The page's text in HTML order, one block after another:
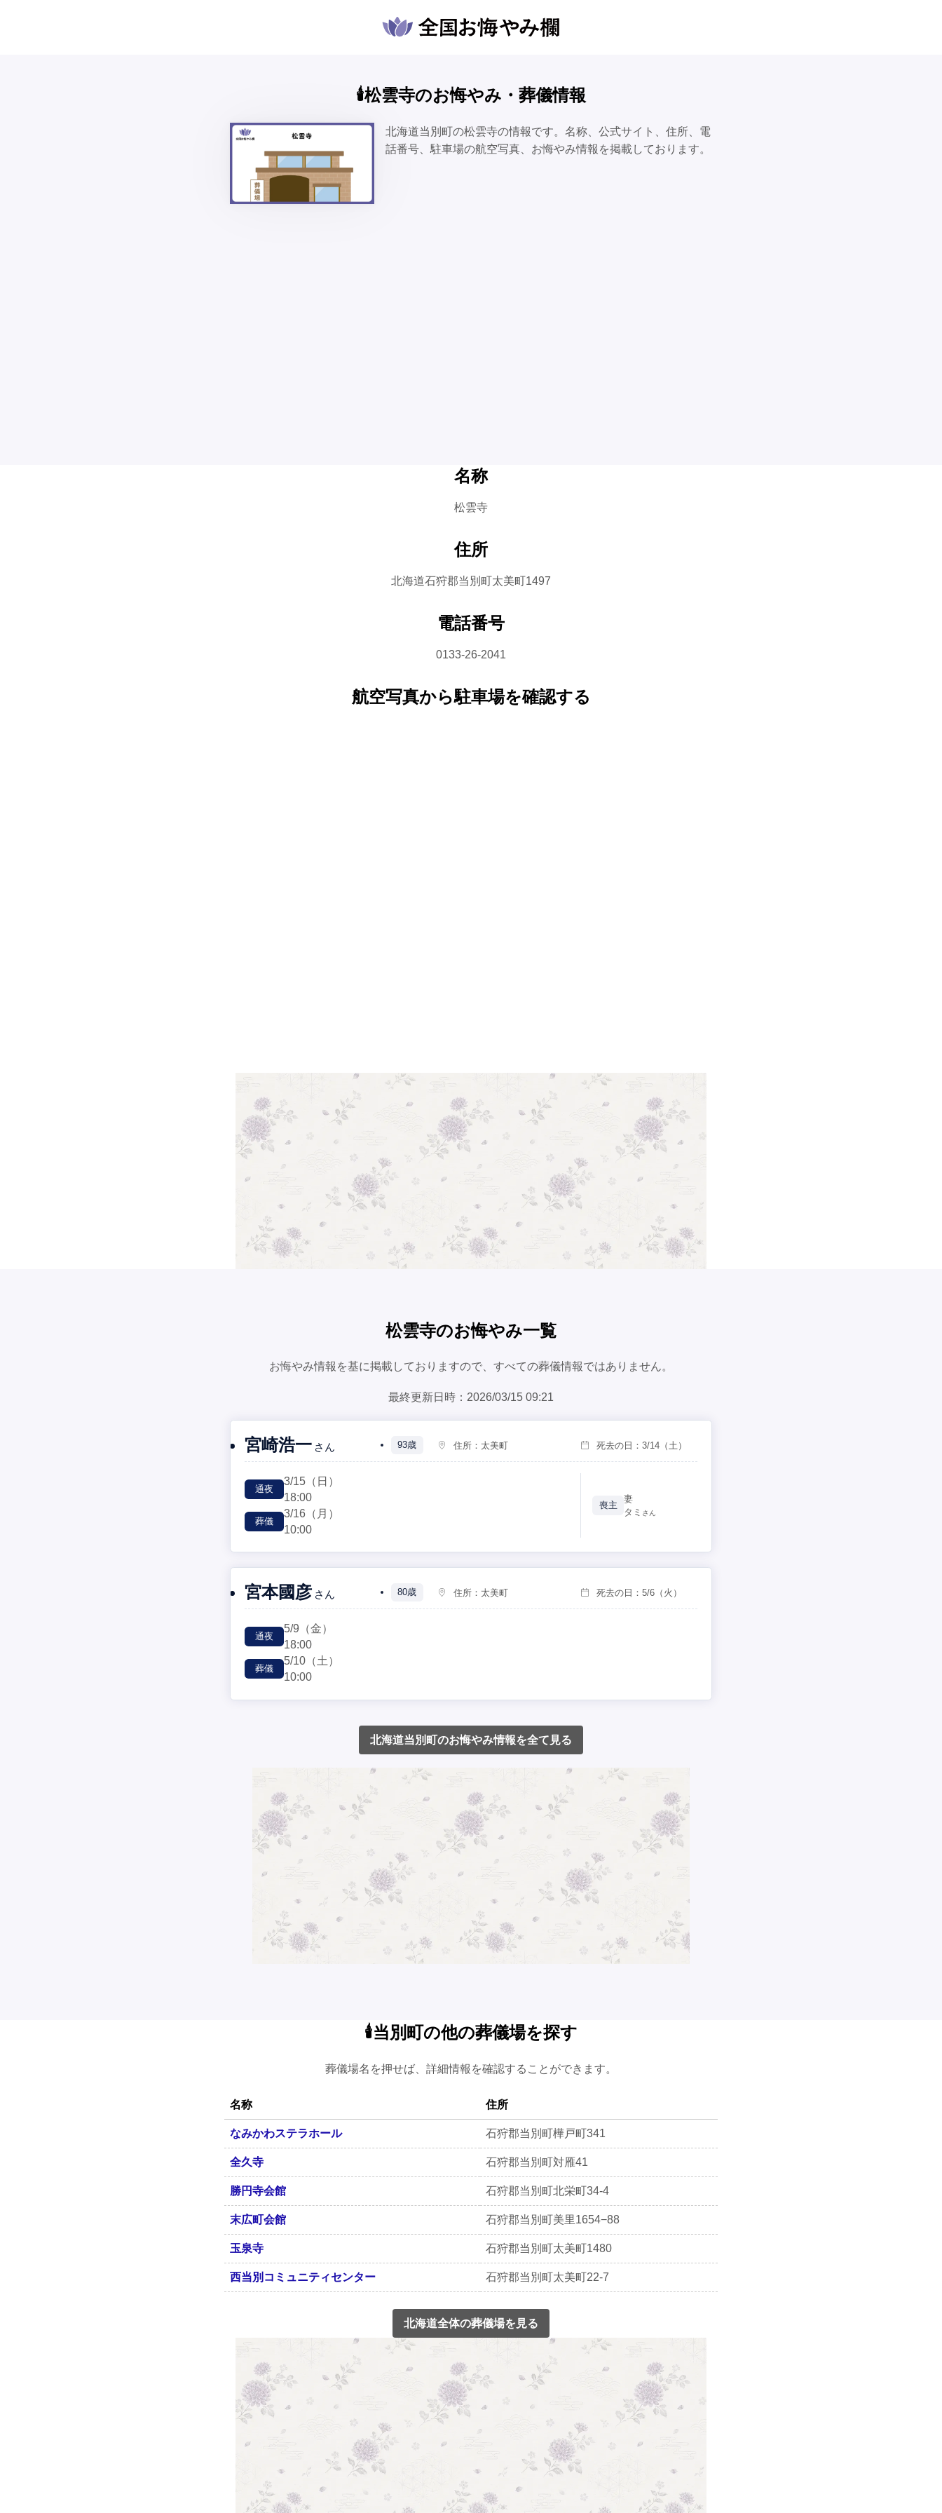
🕯️松雲寺のお悔やみ・葬儀情報
北海道当別町の松雲寺の情報です。名称、公式サイト、住所、電
話番号、駐車場の航空写真、お悔やみ情報を掲載しております。
名称
松雲寺
住所
北海道石狩郡当別町太美町1497
電話番号
0133-26-2041
航空写真から駐車場を確認する
松雲寺のお悔やみ一覧
お悔やみ情報を基に掲載しておりますので、すべての葬儀情報ではありません。
最終更新日時：2026/03/15 09:21
宮崎浩一 さん 93歳 住所： 太美町 死去の日：3/14 （土）
通夜
3/15 （日）
18:00
葬儀
3/16 （月）
10:00
喪主
妻
タミ さん
宮本國彦 さん 80歳 住所： 太美町 死去の日：5/6 （火）
通夜
5/9 （金）
18:00
葬儀
5/10 （土）
10:00
北海道当別町のお悔やみ情報を全て見る
🕯️当別町の他の葬儀場を探す
葬儀場名を押せば、詳細情報を確認することができます。
名称 住所
なみかわステラホール 石狩郡当別町樺戸町341
全久寺 石狩郡当別町対雁41
勝円寺会館 石狩郡当別町北栄町34-4
末広町会館 石狩郡当別町美里1654−88
玉泉寺 石狩郡当別町太美町1480
西当別コミュニティセンター 石狩郡当別町太美町22-7
北海道全体の葬儀場を見る